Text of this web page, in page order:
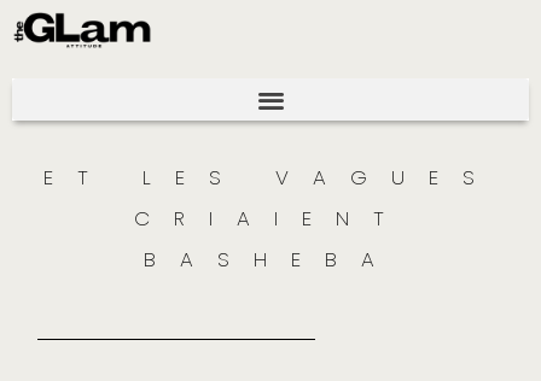
ET LES VAGUES
CRIAIENT
BASHEBA